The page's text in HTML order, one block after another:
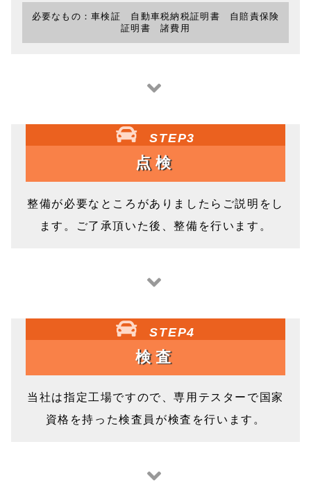
必要なもの：車検証 自動車税納税証明書 自賠責保険
証明書 諸費用
STEP3
点検
整備が必要なところがありましたらご説明をし
ます。ご了承頂いた後、整備を行います。
STEP4
検査
当社は指定工場ですので、専用テスターで国家
資格を持った検査員が検査を行います。